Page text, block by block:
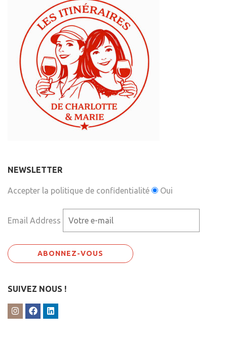
NEWSLETTER
Accepter la politique de confidentialité Oui
Email Address
SUIVEZ NOUS !